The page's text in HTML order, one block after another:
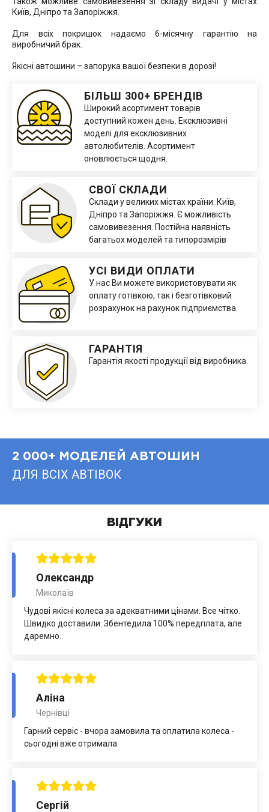
Київ, Дніпро та Запоріжжя.
Для всіх покришок надаємо 6-місячну гарантію на
виробничий брак.
Якісні автошини – запорука вашої безпеки в дорозі!
БІЛЬШ 300+ БРЕНДІВ
Широкий асортимент товарів
доступний кожен день. Ексклюзивні
моделі для ексклюзивних
автолюбителів. Асортимент
оновлюється щодня.
СВОЇ СКЛАДИ
Склади у великих містах країни: Київ,
Дніпро та Запоріжжя. Є можливість
самовивезення. Постійна наявність
багатьох моделей та типорозмірів
УСІ ВИДИ ОПЛАТИ
У нас Ви можете використовувати як
оплату готівкою, так і безготівковий
розрахунок на рахунок підприємства.
ГАРАНТІЯ
Гарантія якості продукції від виробника.
2 000+ МОДЕЛЕЙ АВТОШИН
ДЛЯ ВСІХ АВТІВОК
ВІДГУКИ
Олександр
Миколаїв
Чудові якісні колеса за адекватними цінами. Все чітко.
Швидко доставили. Збентедила 100% передплата, але
даремно.
Аліна
Чернівці
Гарний сервіс - вчора замовила та оплатила колеса -
сьогодні вже отримала.
Сергій